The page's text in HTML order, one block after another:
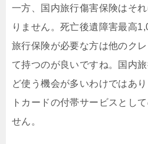
一方、国内旅行傷害保険はそ
りません。死亡後遺障害最高
旅行保険が必要な方は他のク
て持つのが良いですね。国内
ど使う機会が多いわけではあ
トカードの付帯サービスとし
せん。